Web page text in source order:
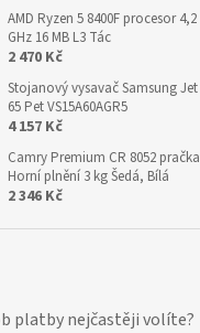
AMD Ryzen 5 8400F procesor 4,2
GHz 16 MB L3 Tác
2 470 Kč
Stojanový vysavač Samsung Jet
65 Pet VS15A60AGR5
4 157 Kč
Camry Premium CR 8052 pračka
Horní plnění 3 kg Šedá, Bílá
2 346 Kč
platby nejčastěji volíte?